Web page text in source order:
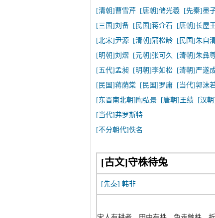
[清朝]曹雪芹
[唐朝]储光羲 [先秦]墨
[三国]刘备
[民国]蒋介石 [唐朝]长屋王
[北宋]尹源
[清朝]蒲松龄 [民国]朱自
[明朝]刘熠
[元朝]张可久 [清朝]朱彝
[五代]孟昶
[明朝]李如松 [清朝]严遂
[民国]蒋荫棠
[民国]罗庸 [当代]郭沫
[东晋南北朝]陶弘景
[唐朝]王绩 [汉
[当代]弗罗斯特
[不分朝代]佚名
[古文]守株待兔
[先秦] 韩非